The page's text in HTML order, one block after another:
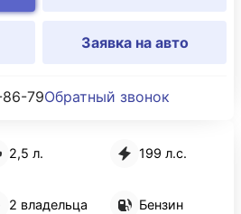
2,5 л. 199 л.с.
2 владельца Бензин
Заявка на авто
79Обратный звонок